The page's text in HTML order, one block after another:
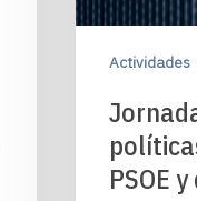
Actividades
PSOE